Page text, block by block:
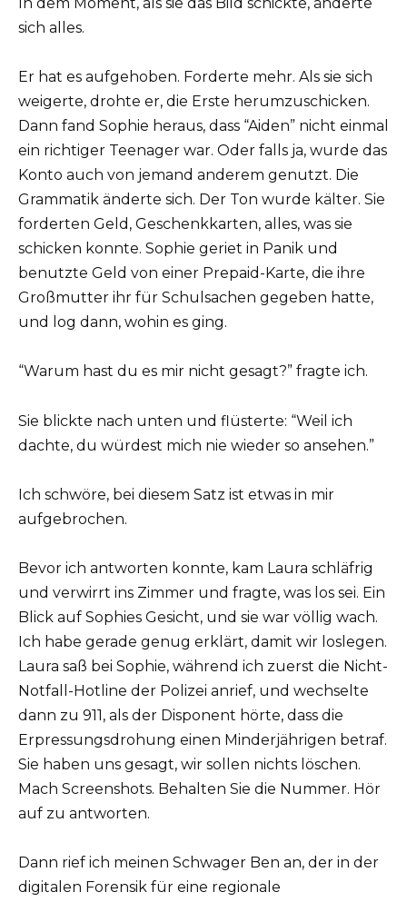
sich alles.
Er hat es aufgehoben. Forderte mehr. Als sie sich
weigerte, drohte er, die Erste herumzuschicken.
Dann fand Sophie heraus, dass “Aiden” nicht einmal
ein richtiger Teenager war. Oder falls ja, wurde das
Konto auch von jemand anderem genutzt. Die
Grammatik änderte sich. Der Ton wurde kälter. Sie
forderten Geld, Geschenkkarten, alles, was sie
schicken konnte. Sophie geriet in Panik und
benutzte Geld von einer Prepaid-Karte, die ihre
Großmutter ihr für Schulsachen gegeben hatte,
und log dann, wohin es ging.
“Warum hast du es mir nicht gesagt?” fragte ich.
Sie blickte nach unten und flüsterte: “Weil ich
dachte, du würdest mich nie wieder so ansehen.”
Ich schwöre, bei diesem Satz ist etwas in mir
aufgebrochen.
Bevor ich antworten konnte, kam Laura schläfrig
und verwirrt ins Zimmer und fragte, was los sei. Ein
Blick auf Sophies Gesicht, und sie war völlig wach.
Ich habe gerade genug erklärt, damit wir loslegen.
Laura saß bei Sophie, während ich zuerst die Nicht-
Notfall-Hotline der Polizei anrief, und wechselte
dann zu 911, als der Disponent hörte, dass die
Erpressungsdrohung einen Minderjährigen betraf.
Sie haben uns gesagt, wir sollen nichts löschen.
Mach Screenshots. Behalten Sie die Nummer. Hör
auf zu antworten.
Dann rief ich meinen Schwager Ben an, der in der
digitalen Forensik für eine regionale